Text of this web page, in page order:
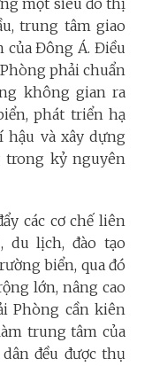
một siêu đô thị
trung tâm giao
của Đông Á. Điều
phải chuẩn
không gian ra
phát triển hạ
và xây dựng
kỷ nguyên
các cơ chế liên
du lịch, đào tạo
biển, qua đó
lớn, nâng cao
Phòng cần kiên
trung tâm của
đều được thụ